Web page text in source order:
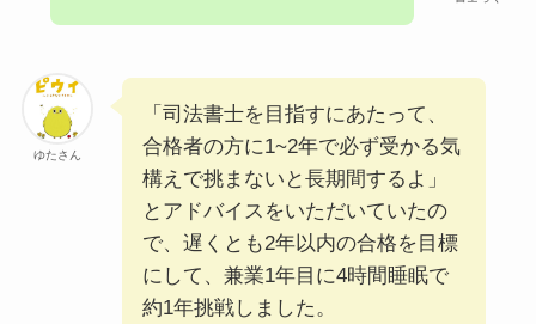
ゆたさん
「司法書士を目指すにあたって、
合格者の方に1~2年で必ず受かる気
構えで挑まないと長期間するよ」
とアドバイスをいただいていたの
で、遅くとも2年以内の合格を目標
にして、兼業1年目に4時間睡眠で
約1年挑戦しました。